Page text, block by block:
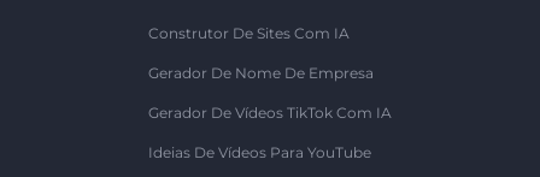
Construtor De Sites Com IA
Gerador De Nome De Empresa
Gerador De Vídeos TikTok Com IA
Ideias De Vídeos Para YouTube